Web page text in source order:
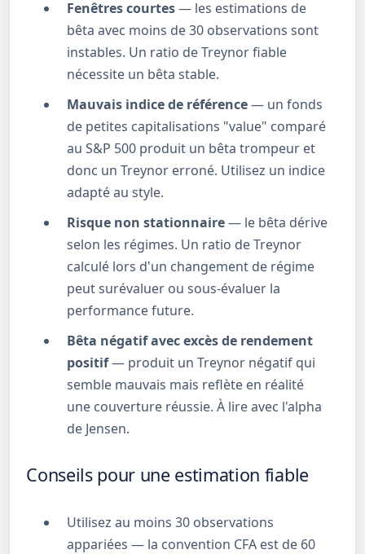
Fenêtres courtes— les estimations de
bêta avec moins de 30 observations sont
instables. Un ratio de Treynor fiable
nécessite un bêta stable.
Mauvais indice de référence— un fonds
de petites capitalisations "value" comparé
au S&P 500 produit un bêta trompeur et
donc un Treynor erroné. Utilisez un indice
adapté au style.
Risque non stationnaire— le bêta dérive
selon les régimes. Un ratio de Treynor
calculé lors d'un changement de régime
peut surévaluer ou sous-évaluer la
performance future.
Bêta négatif avec excès de rendement
positif— produit un Treynor négatif qui
semble mauvais mais reflète en réalité
une couverture réussie. À lire avec l'alpha
de Jensen.
Conseils pour une estimation fiable
Utilisez au moins 30 observations
appariées — la convention CFA est de 60